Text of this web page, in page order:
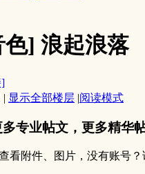
色] 浪起浪落
]
| 显示全部楼层 |阅读模式
专业帖文，更多精华
看附件、图片，没有账号？